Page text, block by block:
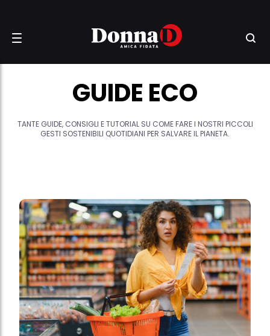
GUIDE ECO
TANTE GUIDE, CONSIGLI E TUTORIAL SU COME FARE I NOSTRI PICCOLI
GESTI SOSTENIBILI QUOTIDIANI PER SALVARE IL PIANETA.